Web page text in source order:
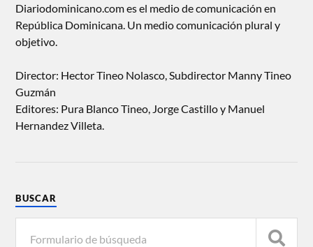
Diariodominicano.com es el medio de comunicación en
República Dominicana. Un medio comunicación plural y
objetivo.
Director: Hector Tineo Nolasco, Subdirector Manny Tineo
Guzmán
Editores: Pura Blanco Tineo, Jorge Castillo y Manuel
Hernandez Villeta.
BUSCAR